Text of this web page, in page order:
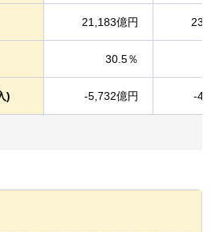
21,183億円
30.5％
) -5,732億円 -